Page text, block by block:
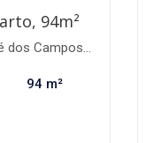
94m²
Campos-SP
94 m²